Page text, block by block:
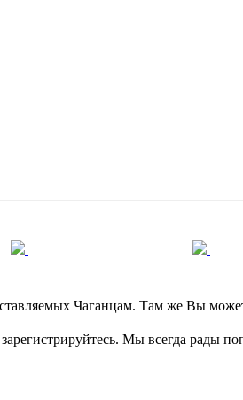
Чаганцам. Там же Вы
Мы всегда рады